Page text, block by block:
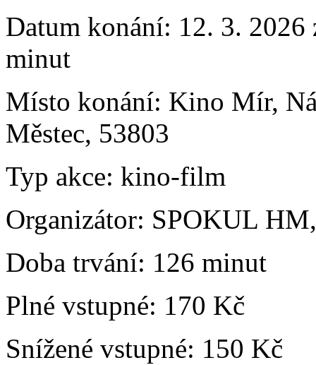
Datum konání: 12. 3. 2026
minut
Místo konání: Kino Mír,
Městec, 53803
Typ akce: kino-film
Organizátor: SPOKUL
Doba trvání: 126 minut
Plné vstupné: 170 Kč
Snížené vstupné: 150 Kč